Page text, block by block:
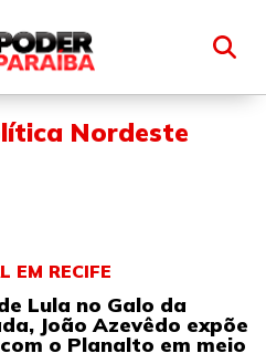
Nordeste
EM RECIFE
Lula no Galo da
João Azevêdo expõe
o Planalto em meio